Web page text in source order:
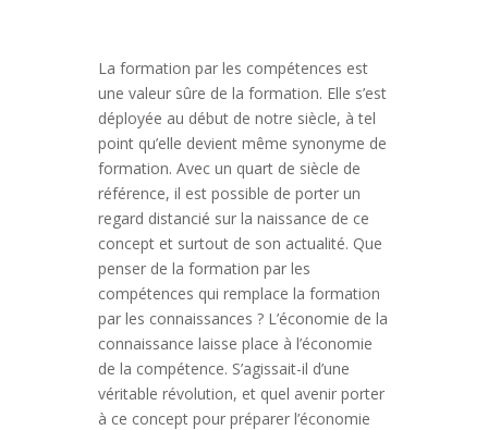
La formation par les compétences est
une valeur sûre de la formation. Elle s’est
déployée au début de notre siècle, à tel
point qu’elle devient même synonyme de
formation. Avec un quart de siècle de
référence, il est possible de porter un
regard distancié sur la naissance de ce
concept et surtout de son actualité. Que
penser de la formation par les
compétences qui remplace la formation
par les connaissances ? L’économie de la
connaissance laisse place à l’économie
de la compétence. S’agissait-il d’une
véritable révolution, et quel avenir porter
à ce concept pour préparer l’économie